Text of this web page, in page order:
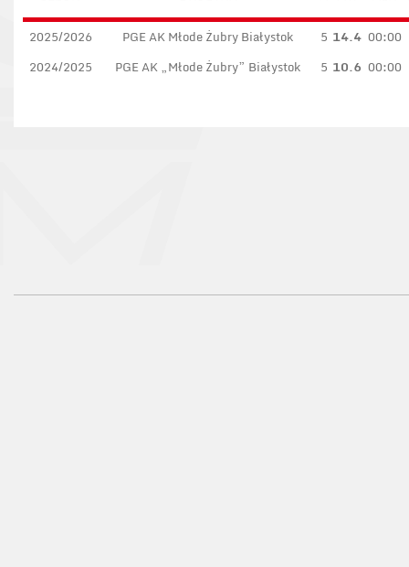
2025/2026 PGE AK Młode Żubry Białystok 5 14.4 00:00
2024/2025
PGE AK „Młode Żubry” Białystok 5 10.6 00:00